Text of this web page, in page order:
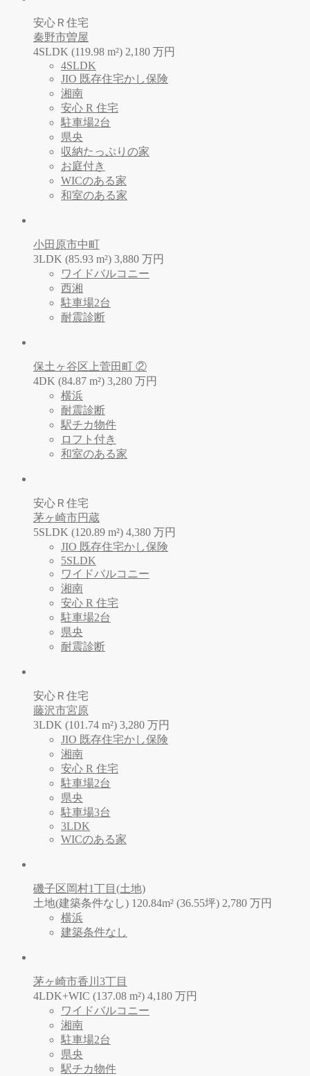
安心Ｒ住宅
秦野市曽屋
4SLDK (119.98 m²) 2,180 万円
4SLDK
JIO 既存住宅かし保険
湘南
安心 R 住宅
駐車場2台
県央
収納たっぷりの家
お庭付き
WICのある家
和室のある家
小田原市中町
3LDK (85.93 m²) 3,880 万円
ワイドバルコニー
西湘
駐車場2台
耐震診断
保土ヶ谷区上菅田町 ②
4DK (84.87 m²) 3,280 万円
横浜
耐震診断
駅チカ物件
ロフト付き
和室のある家
安心Ｒ住宅
茅ヶ崎市円蔵
5SLDK (120.89 m²) 4,380 万円
JIO 既存住宅かし保険
5SLDK
ワイドバルコニー
湘南
安心 R 住宅
駐車場2台
県央
耐震診断
安心Ｒ住宅
藤沢市宮原
3LDK (101.74 m²) 3,280 万円
JIO 既存住宅かし保険
湘南
安心 R 住宅
駐車場2台
県央
駐車場3台
3LDK
WICのある家
磯子区岡村1丁目(土地)
土地(建築条件なし) 120.84m² (36.55坪) 2,780 万円
横浜
建築条件なし
茅ヶ崎市香川3丁目
4LDK+WIC (137.08 m²) 4,180 万円
ワイドバルコニー
湘南
駐車場2台
県央
駅チカ物件